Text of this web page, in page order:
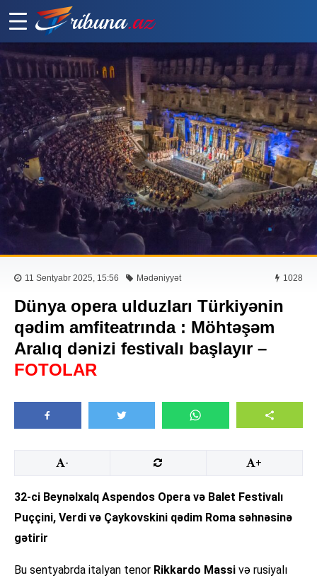
11 Sentyabr 2025, 15:56 Mədəniyyət 1028
Dünya opera ulduzları Türkiyənin
qədim amfiteatrında : Möhtəşəm
Aralıq dənizi festivalı başlayır –
FOTOLAR
- +
32-ci Beynəlxalq Aspendos Opera və Balet Festivalı
Puççini, Verdi və Çaykovskini qədim Roma səhnəsinə
gətirir
Bu sentyabrda italyan tenor Rikkardo Massi və rusiyalı